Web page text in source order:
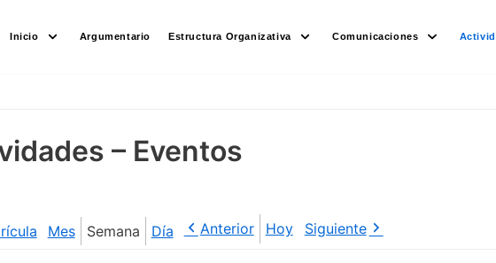
Inicio Argumentario Estructura Organizativa Comunicaciones
– Eventos
Mes Semana Día Anterior Hoy Siguiente